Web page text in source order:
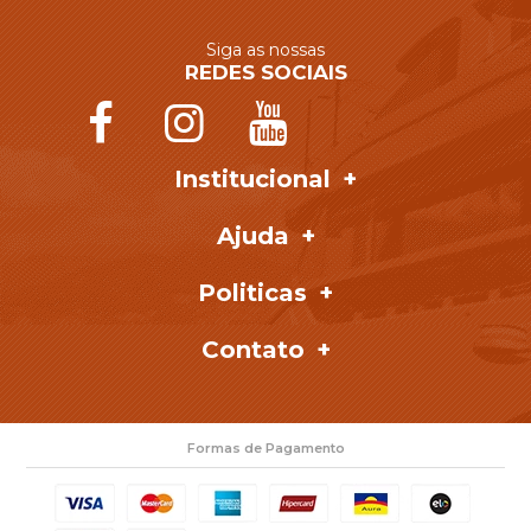
Siga as nossas
REDES SOCIAIS
Institucional
Ajuda
Politicas
Contato
Formas de Pagamento